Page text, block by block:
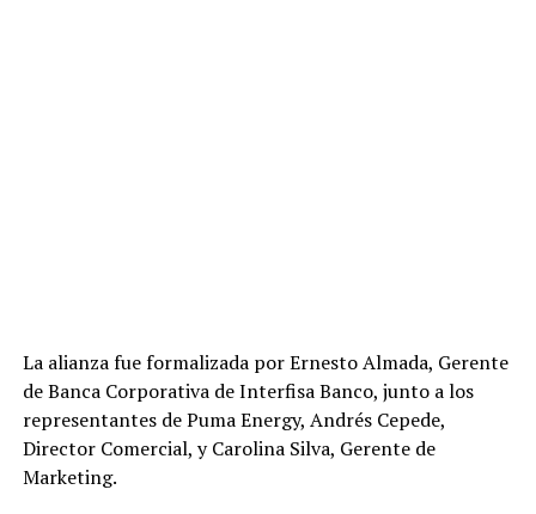
La alianza fue formalizada por Ernesto Almada, Gerente
de Banca Corporativa de Interfisa Banco, junto a los
representantes de Puma Energy, Andrés Cepede,
Director Comercial, y Carolina Silva, Gerente de
Marketing.